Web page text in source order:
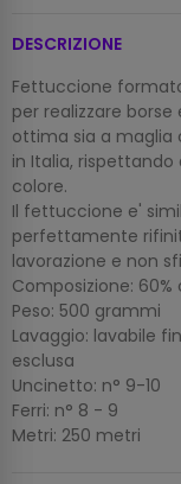
DESCRIZIONE
Fettuccione
per realizzare borse
ottima sia a
in Italia,
colore.
Il fettuccione e'
perfettamente
lavorazione e non
Composizione:
Peso: 500 grammi
Lavaggio: lavabile
esclusa
Uncinetto: n° 9-10
Ferri: n° 8 - 9
Metri: 250 metri